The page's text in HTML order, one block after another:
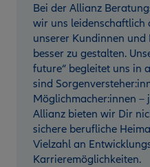
Bei der Allianz
wir uns leidenschaftlich
unserer Kundinnen und
besser zu gestalten.
future“ begleitet uns in
sind
Möglichmacher:innen –
Allianz bieten wir Dir
sichere berufliche
Vielzahl an
Karrieremöglichkeiten.